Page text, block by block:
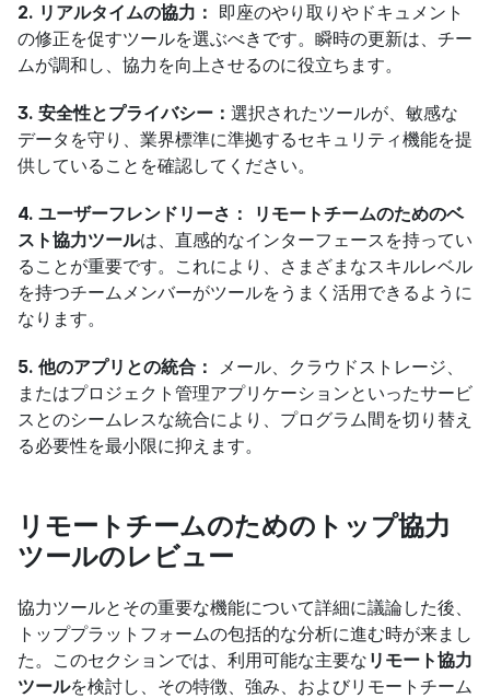
2. リアルタイムの協力： 即座のやり取りやドキュメント
の修正を促すツールを選ぶべきです。瞬時の更新は、チー
ムが調和し、協力を向上させるのに役立ちます。
3. 安全性とプライバシー： 選択されたツールが、敏感な
データを守り、業界標準に準拠するセキュリティ機能を提
供していることを確認してください。
4. ユーザーフレンドリーさ：
リモートチームのためのベ
スト協力ツールは、直感的なインターフェースを持ってい
ることが重要です。これにより、さまざまなスキルレベル
を持つチームメンバーがツールをうまく活用できるように
なります。
5. 他のアプリとの統合：
メール、クラウドストレージ、
またはプロジェクト管理アプリケーションといったサービ
スとのシームレスな統合により、プログラム間を切り替え
る必要性を最小限に抑えます。
リモートチームのためのトップ協力
ツールのレビュー
協力ツールとその重要な機能について詳細に議論した後、
トッププラットフォームの包括的な分析に進む時が来まし
た。このセクションでは、利用可能な主要な リモート協力
ツールを検討し、その特徴、強み、およびリモートチーム